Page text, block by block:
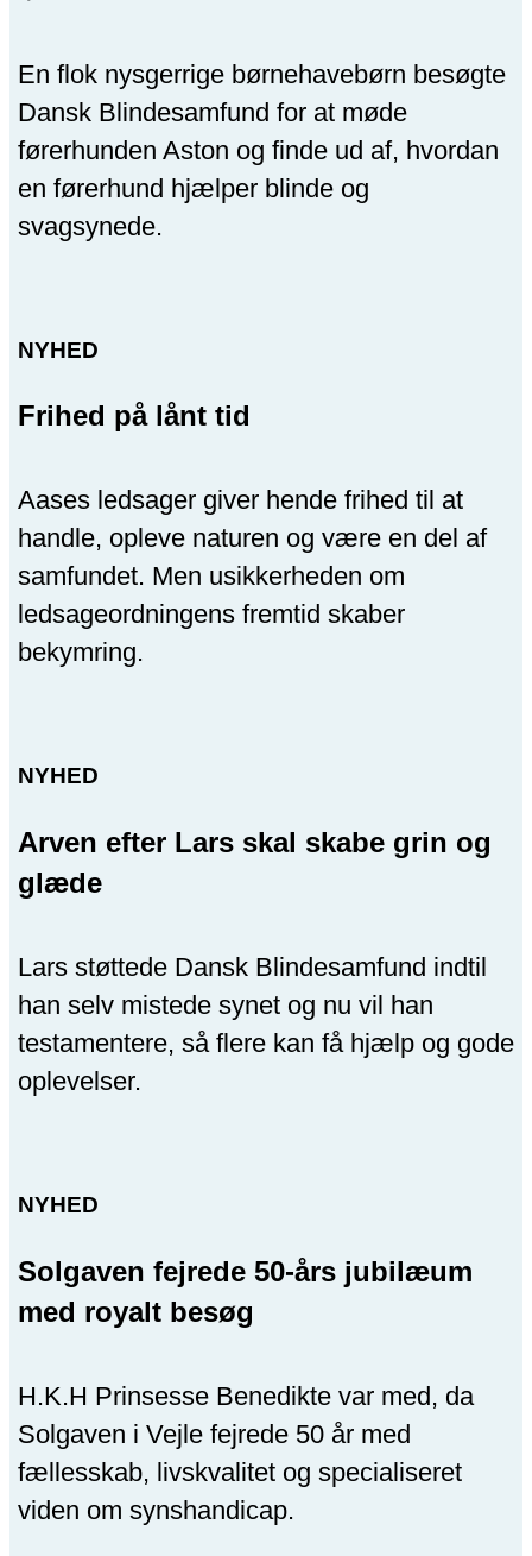
En flok nysgerrige børnehavebørn besøgte
Dansk Blindesamfund for at møde
førerhunden Aston og finde ud af, hvordan
en førerhund hjælper blinde og
svagsynede.
NYHED
Frihed på lånt tid
Aases ledsager giver hende frihed til at
handle, opleve naturen og være en del af
samfundet. Men usikkerheden om
ledsageordningens fremtid skaber
bekymring.
NYHED
Arven efter Lars skal skabe grin og
glæde
Lars støttede Dansk Blindesamfund indtil
han selv mistede synet og nu vil han
testamentere, så flere kan få hjælp og gode
oplevelser.
NYHED
Solgaven fejrede 50-års jubilæum
med royalt besøg
H.K.H Prinsesse Benedikte var med, da
Solgaven i Vejle fejrede 50 år med
fællesskab, livskvalitet og specialiseret
viden om synshandicap.